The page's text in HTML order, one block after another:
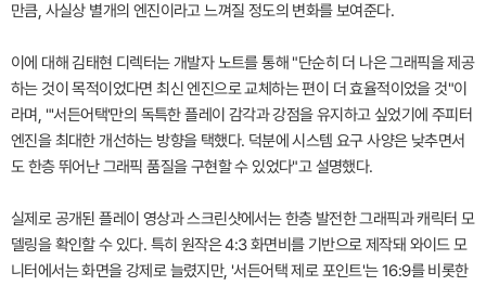
만큼, 사실상 별개의 엔진이라고 느껴질 정도의 변화를 보여준다.
이에 대해 김태현 디렉터는 개발자 노트를 통해 "단순히 더 나은 그래픽을 제공
하는 것이 목적이었다면 최신 엔진으로 교체하는 편이 더 효율적이었을 것"이
라며, "'서든어택'만의 독특한 플레이 감각과 강점을 유지하고 싶었기에 주피터
엔진을 최대한 개선하는 방향을 택했다. 덕분에 시스템 요구 사양은 낮추면서
도 한층 뛰어난 그래픽 품질을 구현할 수 있었다"고 설명했다.
실제로 공개된 플레이 영상과 스크린샷에서는 한층 발전한 그래픽과 캐릭터 모
델링을 확인할 수 있다. 특히 원작은 4:3 화면비를 기반으로 제작돼 와이드 모
니터에서는 화면을 강제로 늘렸지만, '서든어택 제로 포인트'는 16:9를 비롯한